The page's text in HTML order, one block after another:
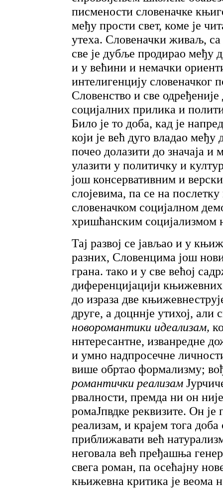
писмености словеначке
међу прости свет, коме је
утеха. Словеначки живаљ,
све је дубље продирао међу
и у већини и немачки
интелигенцију словеначког
Словенство и све
социјалних прилика и
Било је то доба, кад је
који је већ дуго владао
почео долазити до значаја
улазити у политичку и
још консервативним и
слојевима, па се на
словеначком социјалном
хришћанским социјализмом
Тај развој се јављао и у
разних, Словенцима још
грана. тако и у све већој
диференцијацији
до израза две
друге, а доцннје утихој, али
новоромантики идеализам,
ннтересантне, изванредне
и умно надпросечне
више обртао формализму;
романтички реализам
рвалности, премда ни он
ромаЈпвдке реквизите. Он је
реализам, и крајем тога
приближавати већ
неговала већ пређашња
свега роман, па осећајну
књижевна критика је веома